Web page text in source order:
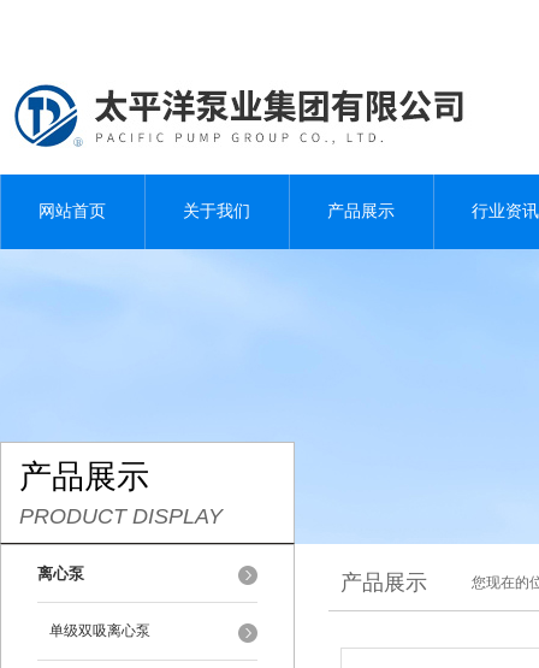
网站首页 关于我们 产品展示 行业资讯
产品展示
PRODUCT DISPLAY
离心泵
单级双吸离心泵
产品展示 您现在的